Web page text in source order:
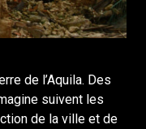
de l’Aquila. Des
suivent les
de la ville et de